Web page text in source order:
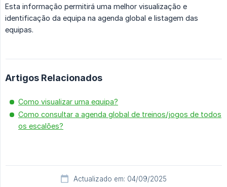
Esta informação permitirá uma melhor visualização e
identificação da equipa na agenda global e listagem das
equipas.
Artigos Relacionados
Como visualizar uma equipa?
Como consultar a agenda global de treinos/jogos de todos
os escalões?
Actualizado em: 04/09/2025